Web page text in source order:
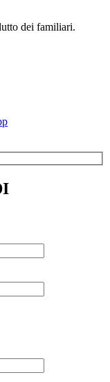
dei familiari.